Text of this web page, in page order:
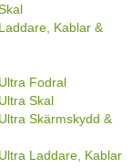
Kablar &
Fodral
Skal
Skärmskydd &
Laddare, Kablar